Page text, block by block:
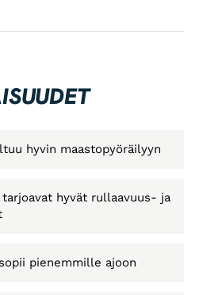
hyvin maastopyöräilyyn
hyvät rullaavuus- ja
pienemmille ajoon